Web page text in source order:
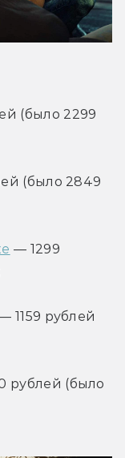
(было 2299
(было 2849
— 1299
1159 рублей
рублей (было